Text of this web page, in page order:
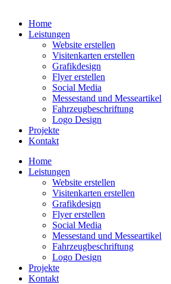
Home
Leistungen
Website erstellen
Visitenkarten erstellen
Grafikdesign
Flyer erstellen
Social Media
Messestand und Messeartikel
Fahrzeugbeschriftung
Logo Design
Projekte
Kontakt
Home
Leistungen
Website erstellen
Visitenkarten erstellen
Grafikdesign
Flyer erstellen
Social Media
Messestand und Messeartikel
Fahrzeugbeschriftung
Logo Design
Projekte
Kontakt